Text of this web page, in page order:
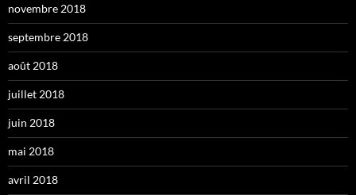
novembre 2018
septembre 2018
août 2018
juillet 2018
juin 2018
mai 2018
avril 2018